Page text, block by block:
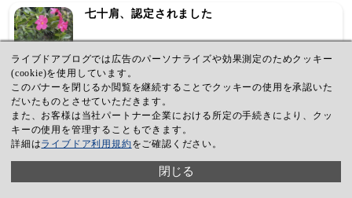
七十肩、認定されました
なんでやねん！窓付き封筒
そうだ、避暑地へ行こう！
ライブドアブログでは広告のパーソナライズや効果測定のためクッキー
(cookie)を使用しています。
このバナーを閉じるか閲覧を継続することでクッキーの使用を承認いた
だいたものとさせていただきます。
また、お客様は当社パートナー企業における所定の手続きにより、クッ
キーの使用を管理することもできます。
詳細はライブドア利用規約をご確認ください。
閉じる